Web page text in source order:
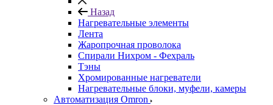
Назад
Нагревательные элементы
Лента
Жаропрочная проволока
Спирали Нихром - Фехраль
Тэны
Хромированные нагреватели
Нагревательные блоки, муфели, камеры
Автоматизация Omron